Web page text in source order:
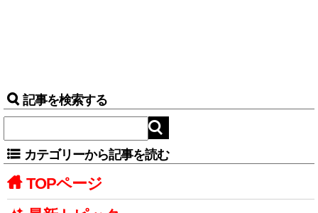
記事を検索する
カテゴリーから記事を読む
TOPページ